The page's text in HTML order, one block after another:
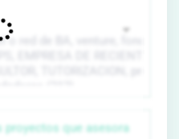
proyectos que asesora